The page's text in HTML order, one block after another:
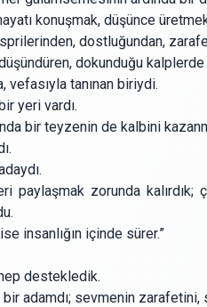
konuşmak, düşünce
dostluğundan,
dokunduğu kalplerde
vefasıyla tanınan biriydi.
yeri vardı.
bir teyzenin de kalbini
zorunda kalırdık;
insanlığın içinde sürer.”
destekledik.
adamdı; sevmenin zarafetini,